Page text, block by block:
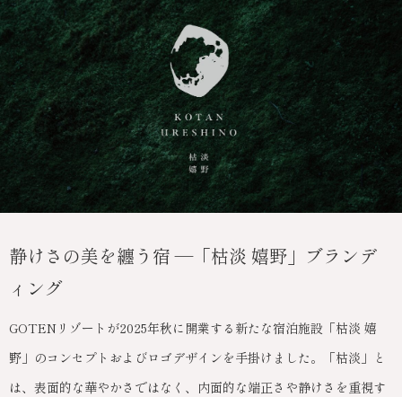
静けさの美を纏う宿 ―「枯淡 嬉野」ブランデ
ィング
GOTENリゾートが2025年秋に開業する新たな宿泊施設「枯淡 嬉
野」のコンセプトおよびロゴデザインを手掛けました。「枯淡」と
は、表面的な華やかさではなく、内面的な端正さや静けさを重視す